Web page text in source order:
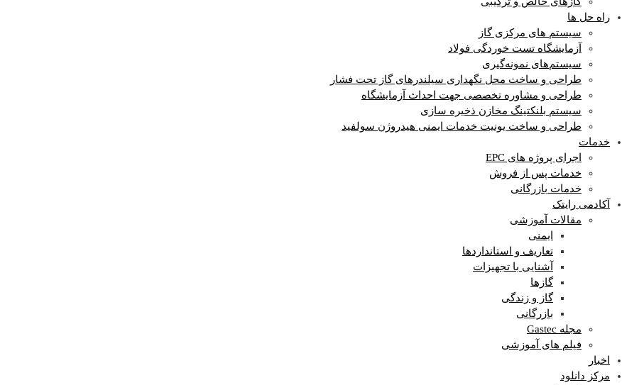
راه حل ها
سیستم های مرکزی گاز
آزمایشگاه‌ تست خوردگی فولاد
سیستم‌های نمونه‌گیری
طراحی و ساخت محل نگهداری سیلندرهای گاز تحت فشار
طراحی و مشاوره تخصصی جهت احداث آزمایشگاه
سیستم بلنکتینگ مخازن ذخیره سازی
طراحی و ساخت یونیت خدمات ایمنی هیدروژن سولفید
خدمات
اجرای پروژه های EPC
خدمات پس از فروش
خدمات بازرگانی
آکادمی رایتک
مقالات آموزشی
ایمنی
تعاریف و استانداردها
آشنایی با تجهیزات
گازها
گاز و زندگی
بازرگانی
مجله Gastec
فیلم های آموزشی
اخبار
مرکز دانلود